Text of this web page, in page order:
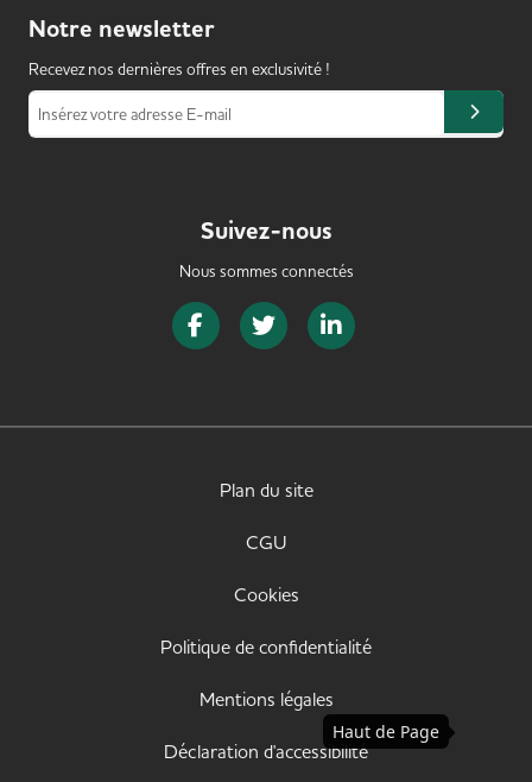
Notre newsletter
Recevez nos dernières offres en exclusivité !
Insérez votre adresse E-mail
Suivez-nous
Nous sommes connectés
Page Facebook de SeniorJob
Page Twitter de SeniorJob
Plan du site
CGU
Cookies
Politique de confidentialité
Mentions légales
Déclaration d'accessibilité
Haut de Page